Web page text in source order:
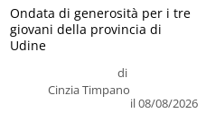
di
Cinzia Timpano
il 08/08/2026
Ondata di generosità per i tre
giovani della provincia di
Udine